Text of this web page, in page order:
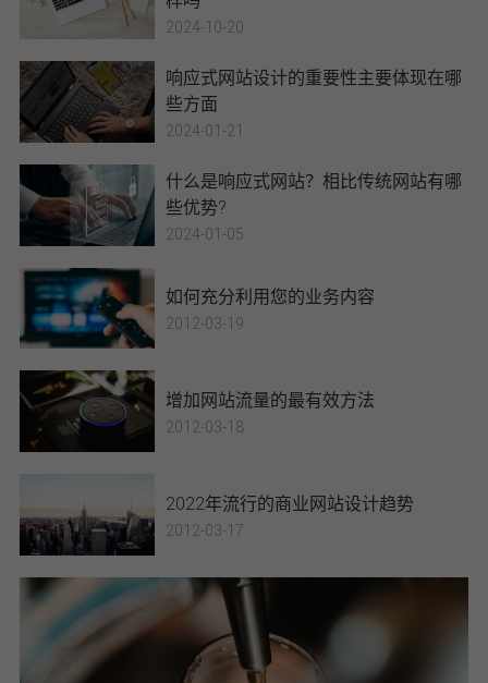
2024-10-20
响应式网站设计的重要性主要体现在哪
些方面
2024-01-21
什么是响应式网站？相比传统网站有哪
些优势?
2024-01-05
如何充分利用您的业务内容
2012-03-19
增加网站流量的最有效方法
2012-03-18
2022年流行的商业网站设计趋势
2012-03-17